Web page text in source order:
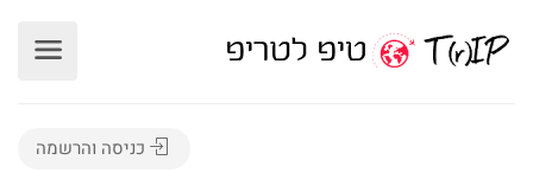
כניסה והרשמה